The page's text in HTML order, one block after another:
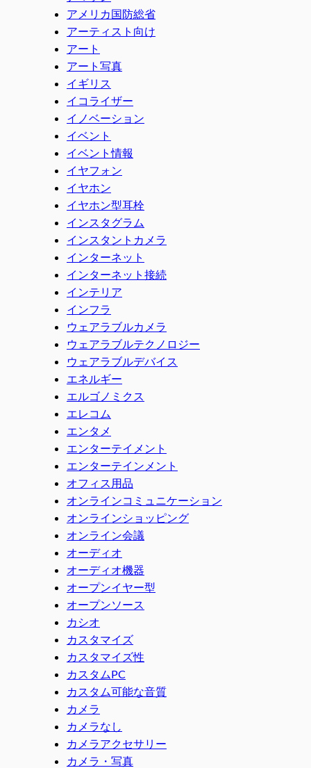
アメリカ国防総省
アーティスト向け
アート
アート写真
イギリス
イコライザー
イノベーション
イベント
イベント情報
イヤフォン
イヤホン
イヤホン型耳栓
インスタグラム
インスタントカメラ
インターネット
インターネット接続
インテリア
インフラ
ウェアラブルカメラ
ウェアラブルテクノロジー
ウェアラブルデバイス
エネルギー
エルゴノミクス
エレコム
エンタメ
エンターテイメント
エンターテインメント
オフィス用品
オンラインコミュニケーション
オンラインショッピング
オンライン会議
オーディオ
オーディオ機器
オープンイヤー型
オープンソース
カシオ
カスタマイズ
カスタマイズ性
カスタムPC
カスタム可能な音質
カメラ
カメラなし
カメラアクセサリー
カメラ・写真